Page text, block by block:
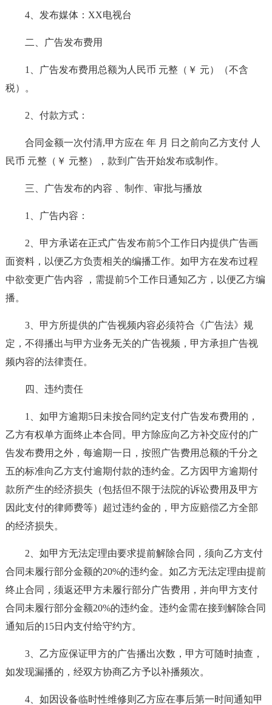
4、发布媒体：XX电视台
二、广告发布费用
1、广告发布费用总额为人民币 元整（￥ 元）（不含
税）。
2、付款方式：
合同金额一次付清,甲方应在 年 月 日之前向乙方支付 人
民币 元整（￥ 元整），款到广告开始发布或制作。
三、广告发布的内容 、制作、审批与播放
1、广告内容：
2、甲方承诺在正式广告发布前5个工作日内提供广告画
面资料，以便乙方负责相关的编播工作。如甲方在发布过程
中欲变更广告内容 ，需提前5个工作日通知乙方，以便乙方编
播。
3、甲方所提供的广告视频内容必须符合《广告法》规
定，不得播出与甲方业务无关的广告视频，甲方承担广告视
频内容的法律责任。
四、违约责任
1、如甲方逾期5日未按合同约定支付广告发布费用的，
乙方有权单方面终止本合同。甲方除应向乙方补交应付的广
告发布费用之外，每逾期一日，按照广告费用总额的千分之
五的标准向乙方支付逾期付款的违约金。乙方因甲方逾期付
款所产生的经济损失（包括但不限于法院的诉讼费用及甲方
因此支付的律师费等）超过违约金的，甲方应赔偿乙方全部
的经济损失。
2、如甲方无法定理由要求提前解除合同，须向乙方支付
合同未履行部分金额的20%的违约金。如乙方无法定理由提前
终止合同，须返还甲方未履行部分广告费用，并向甲方支付
合同未履行部分金额20%的违约金。违约金需在接到解除合同
通知后的15日内支付给守约方。
3、乙方应保证甲方的广告播出次数，甲方可随时抽查，
如发现漏播的，经双方协商乙方予以补播频次。
4、如因设备临时性维修则乙方应在事后第一时间通知甲